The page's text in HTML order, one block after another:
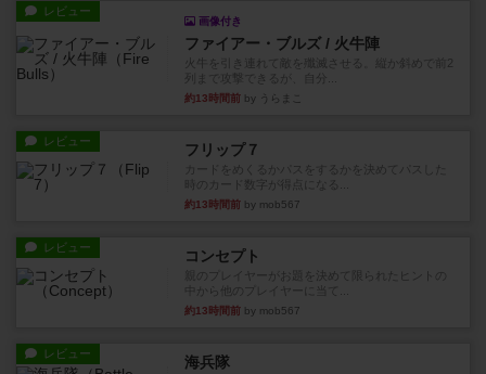
レビュー
画像付き
ファイアー・ブルズ / 火牛陣
火牛を引き連れて敵を殲滅させる。縦か斜めで前2
列まで攻撃できるが、自分...
約13時間前 by うらまこ
レビュー フリップ７
カードをめくるかパスをするかを決めてパスした
時のカード数字が得点になる...
約13時間前 by mob567
レビュー コンセプト
親のプレイヤーがお題を決めて限られたヒントの
中から他のプレイヤーに当て...
約13時間前 by mob567
レビュー 海兵隊